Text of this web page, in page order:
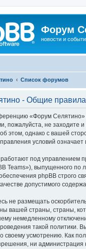
Форум
новости и
Список форумов
- Общие правила
«Форум
пожалуйста, не заходите
этом, однако с вашей
условий означает
под управлением
Teams»), выпущенного по
phpBB строго
допустимого
не размещать
вашей страны, страны,
немедленному
такой политики.
своему усмотрению. Как
ни администрация